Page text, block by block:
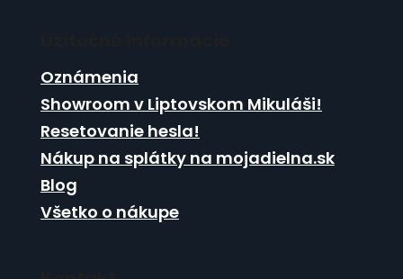
Oznámenia
Showroom v Liptovskom Mikuláši!
Resetovanie hesla!
Nákup na splátky na mojadielna.sk
Blog
Všetko o nákupe